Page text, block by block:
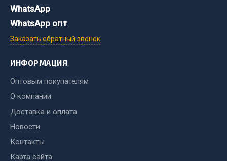
Автохимия
3 ton
Abro
Aвтосил
Chevron
Cosmo
WhatsApp
WhatsApp опт
Заказать обратный звонок
ИНФОРМАЦИЯ
Оптовым покупателям
О компании
Доставка и оплата
Новости
Контакты
Карта сайта